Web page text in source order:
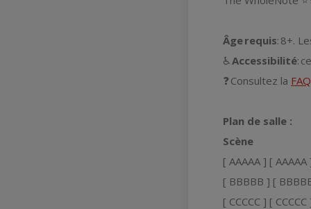
Âge requis: 8+.
♿Accessibilité:
❓ Consultez la FAQ
Plan de salle :
Scène
[ AAAAA ] [
[ BBBBB ] [
[ CCCCC ] [